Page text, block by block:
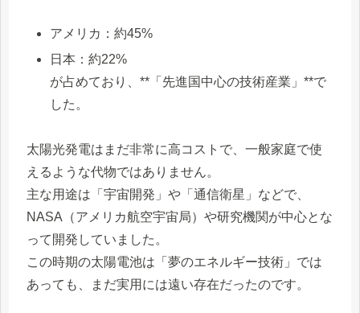
アメリカ：約45%
日本：約22%
が占めており、**「先進国中心の技術産業」**で
した。
太陽光発電はまだ非常に高コストで、一般家庭で使
えるような代物ではありません。
主な用途は「宇宙開発」や「通信衛星」などで、
NASA（アメリカ航空宇宙局）や研究機関が中心とな
って開発していました。
この時期の太陽電池は「夢のエネルギー技術」では
あっても、まだ実用には遠い存在だったのです。